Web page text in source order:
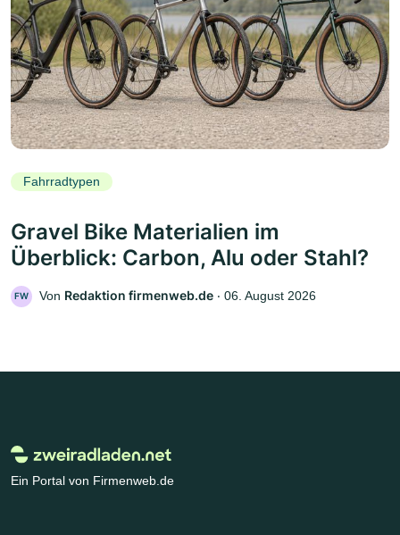
Fahrradtypen
Gravel Bike Materialien im
Überblick: Carbon, Alu oder Stahl?
FW Von Redaktion firmenweb.de ‧ 06. August 2026
Ein Portal von Firmenweb.de